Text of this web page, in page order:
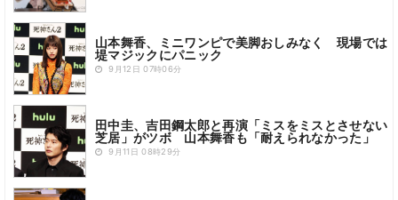
山本舞香、ミニワンピで美脚おしみなく 現場では
堤マジックにパニック
9月12日 07時06分
田中圭、吉田鋼太郎と再演「ミスをミスとさせない
芝居」がツボ 山本舞香も「耐えられなかった」
9月11日 08時29分